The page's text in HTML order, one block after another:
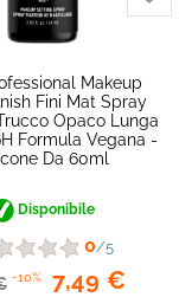
Makeup
Fini Mat Spray
Opaco Lunga
Formula Vegana -
Da 60ml
Disponibile
0/5
-10% 7,49 €